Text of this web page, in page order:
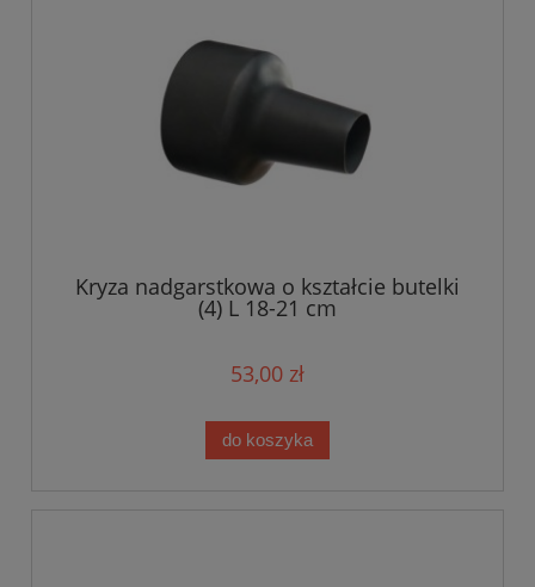
Kryza nadgarstkowa o kształcie butelki
(4) L 18-21 cm
53,00 zł
do koszyka